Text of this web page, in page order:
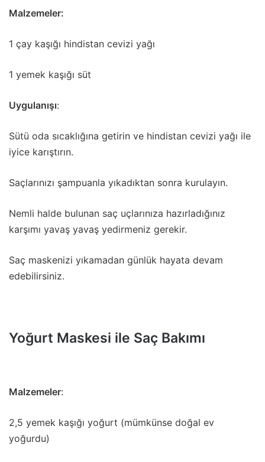
Malzemeler:
1 çay kaşığı hindistan cevizi yağı
1 yemek kaşığı süt
Uygulanışı:
Sütü oda sıcaklığına getirin ve hindistan cevizi yağı ile
iyice karıştırın.
Saçlarınızı şampuanla yıkadıktan sonra kurulayın.
Nemli halde bulunan saç uçlarınıza hazırladığınız
karşımı yavaş yavaş yedirmeniz gerekir.
Saç maskenizi yıkamadan günlük hayata devam
edebilirsiniz.
Yoğurt Maskesi ile Saç Bakımı
Malzemeler:
2,5 yemek kaşığı yoğurt (mümkünse doğal ev
yoğurdu)